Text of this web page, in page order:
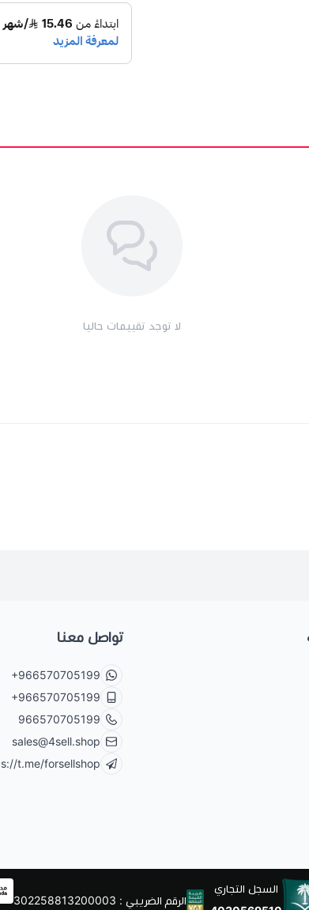
لا توجد تقييمات حاليا
تواصل معنا
+966570705199
+966570705199
966570705199
sales@4sell.shop
t.me/forsellshop
السجل التجاري
الرقم الضريبي : 302258813200003